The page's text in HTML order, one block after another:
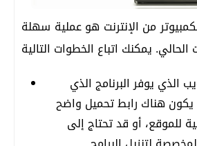
من الإنترنت هو عملية سهلة
الذي يوفر البرنامج الذي
هناك رابط تحميل واضح
للموقع، أو قد تحتاج إلى